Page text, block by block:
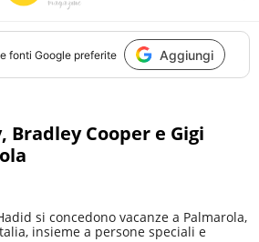
fonti Google preferite Aggiungi
Bradley Cooper e Gigi
si concedono vacanze a Palmarola,
insieme a persone speciali e